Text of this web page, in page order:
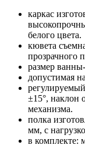
каркас
белого цвета.
кювета
прозрачного
размер
допустимая
±15°, наклон
механизма.
полка
мм, с
в комплекте: